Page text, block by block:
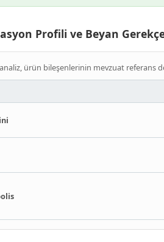
Profili ve Beyan
analiz, ürün bileşenlerinin mevzuat